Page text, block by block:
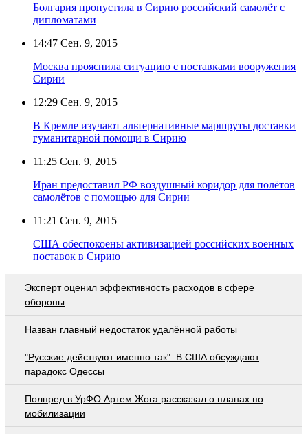
Болгария пропустила в Сирию российский самолёт с
дипломатами
14:47 Сен. 9, 2015
Москва прояснила ситуацию с поставками вооружения
Сирии
12:29 Сен. 9, 2015
В Кремле изучают альтернативные маршруты доставки
гуманитарной помощи в Сирию
11:25 Сен. 9, 2015
Иран предоставил РФ воздушный коридор для полётов
самолётов с помощью для Сирии
11:21 Сен. 9, 2015
США обеспокоены активизацией российских военных
поставок в Сирию
Эксперт оценил эффективность расходов в сфере
обороны
Назван главный недостаток удалённой работы
"Русские действуют именно так". В США обсуждают
парадокс Одессы
Полпред в УрФО Артем Жога рассказал о планах по
мобилизации